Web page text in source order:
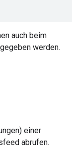
auch beim
werden.
einer
abrufen.